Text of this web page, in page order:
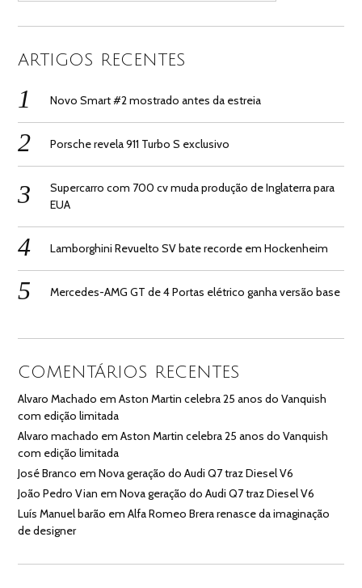
ARTIGOS RECENTES
Novo Smart #2 mostrado antes da estreia
Porsche revela 911 Turbo S exclusivo
Supercarro com 700 cv muda produção de Inglaterra para
EUA
Lamborghini Revuelto SV bate recorde em Hockenheim
Mercedes-AMG GT de 4 Portas elétrico ganha versão base
COMENTÁRIOS RECENTES
Alvaro Machado emAston Martin celebra 25 anos do Vanquish
com edição limitada
Alvaro machado emAston Martin celebra 25 anos do Vanquish
com edição limitada
José Branco emNova geração do Audi Q7 traz Diesel V6
João Pedro Vian emNova geração do Audi Q7 traz Diesel V6
Luís Manuel barão emAlfa Romeo Brera renasce da imaginação
de designer